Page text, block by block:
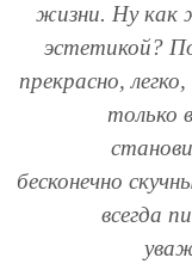
жизни. Ну как
эстетикой?
прекрасно,
только
бесконечно
всегда